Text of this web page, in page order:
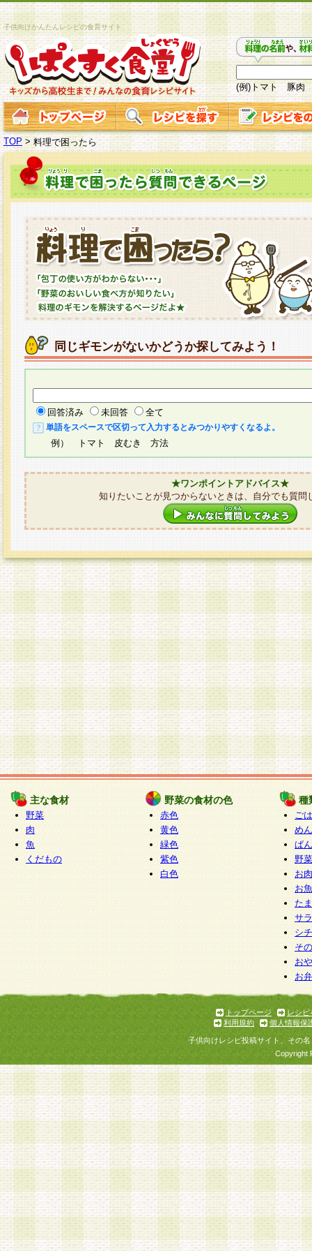
子供向けかんたんレシピの食育サイト
(例)トマト 豚肉
TOP >料理で困ったら
同じギモンがないかどうか探してみよう！
回答済み 未回答 全て
単語をスペースで区切って入力するとみつかりやすくなるよ。
例） トマト 皮むき 方法
★ワンポイントアドバイス★
知りたいことが見つからないときは、自分でも質問
主な食材
野菜
肉
魚
くだもの
野菜の食材の色
赤色
黄色
緑色
紫色
白色
種
ご
めん
ぱん
野
お
お
た
サ
シ
そ
お
お
トップページ
レシピ
利用規約
個人情報保
子供向けレシピ投稿サイト、その
Copyright